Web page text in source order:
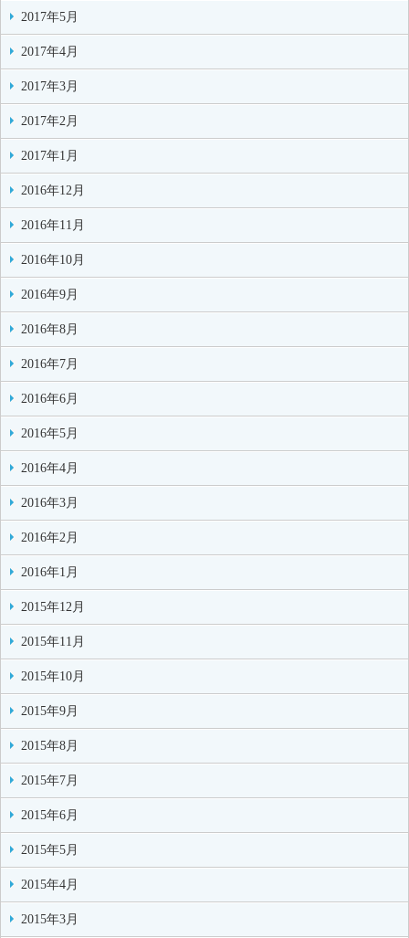
2017年5月
2017年4月
2017年3月
2017年2月
2017年1月
2016年12月
2016年11月
2016年10月
2016年9月
2016年8月
2016年7月
2016年6月
2016年5月
2016年4月
2016年3月
2016年2月
2016年1月
2015年12月
2015年11月
2015年10月
2015年9月
2015年8月
2015年7月
2015年6月
2015年5月
2015年4月
2015年3月